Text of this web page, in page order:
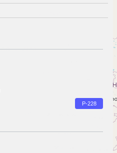
Р-228